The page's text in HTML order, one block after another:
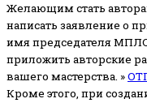
Желающим стать
написать заявление о
имя председателя МПЛО
приложить авторские
вашего мастерства. »
Кроме этого, при